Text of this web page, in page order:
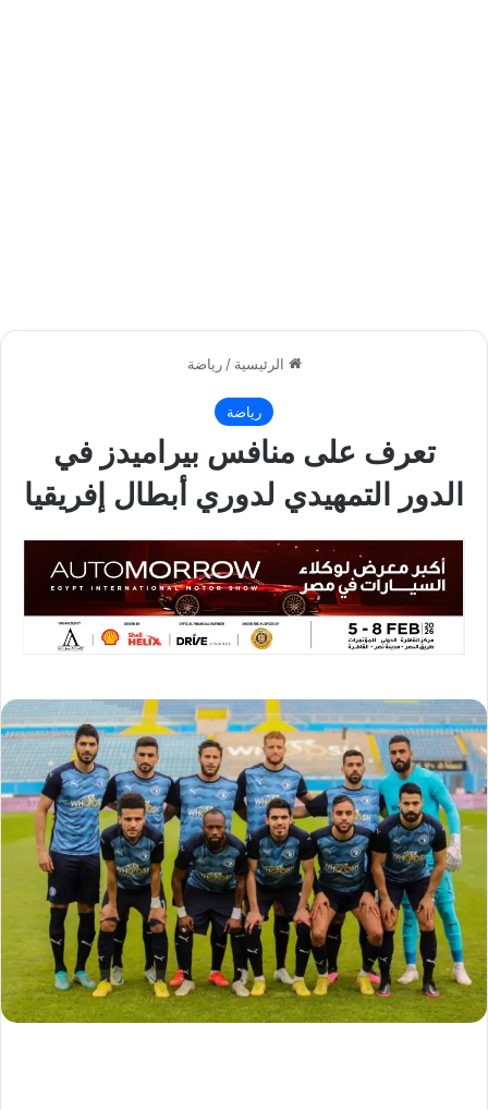
الرئيسية / رياضة
رياضة
تعرف على منافس بيراميدز في
الدور التمهيدي لدوري أبطال إفريقيا